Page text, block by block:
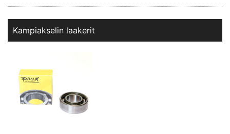
Kampiakselin laakerit